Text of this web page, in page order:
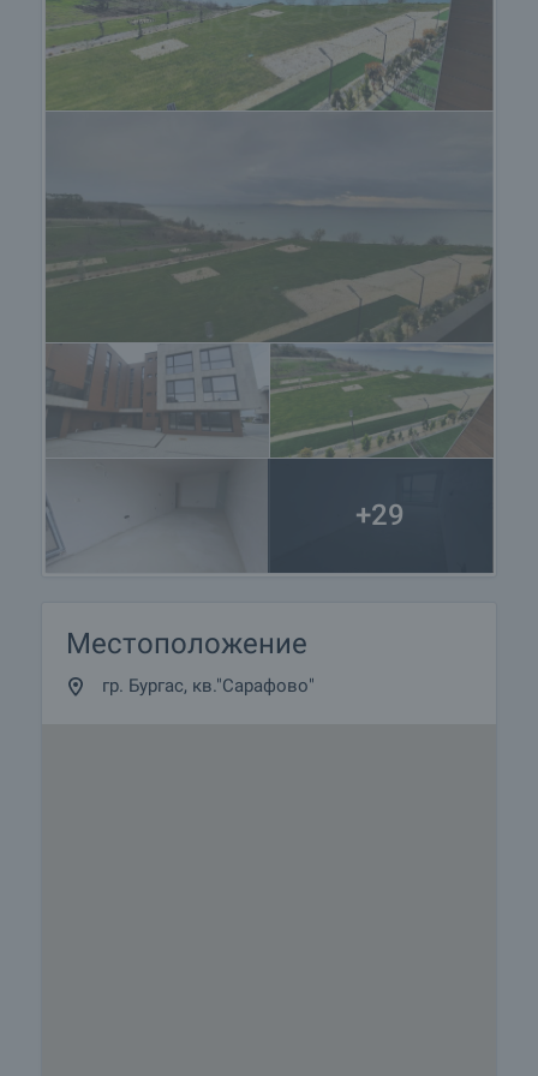
заменена.
Можем да организираме оглед на имота спрямо
свържете с отговорния за офертата брокер по
имейл или телефон.
Резервация на имота
Имотът може да бъде резервиран и свален от
продажба със заплащане на депозит, след
което се прекратява провеждането на огледи с
други купувачи и започва подготовка на
документите за сключване на предварителен и
окончателен договор. Свържете се с отговорния
брокер за подробна информация относно
Ние си партнираме с водещите български банки
за информация и кандидатстване за кредит.
+29
Местоположение
гр. Бургас, кв."Сарафово"